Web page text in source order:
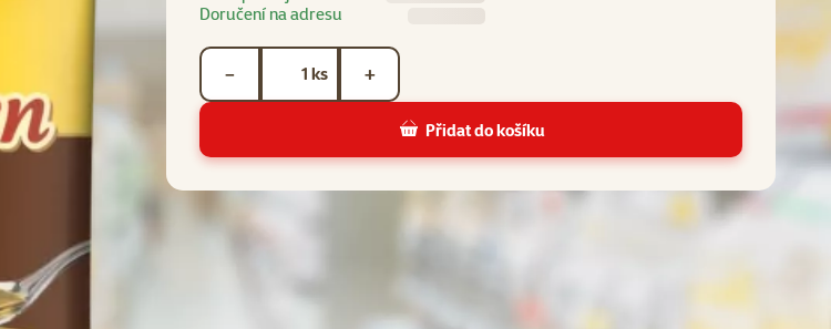
Doručení na adresu
ks
− +
Přidat do košíku